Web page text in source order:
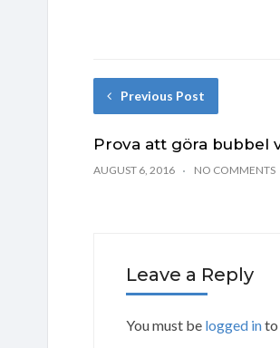
Previous Post
Prova att göra bubbel
AUGUST 6, 2016 NO COMMENTS
Leave a Reply
You must be logged into